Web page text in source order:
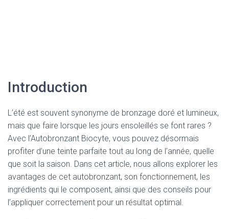
Introduction
L’été est souvent synonyme de bronzage doré et lumineux,
mais que faire lorsque les jours ensoleillés se font rares ?
Avec l’Autobronzant Biocyte, vous pouvez désormais
profiter d’une teinte parfaite tout au long de l’année, quelle
que soit la saison. Dans cet article, nous allons explorer les
avantages de cet autobronzant, son fonctionnement, les
ingrédients qui le composent, ainsi que des conseils pour
l’appliquer correctement pour un résultat optimal.